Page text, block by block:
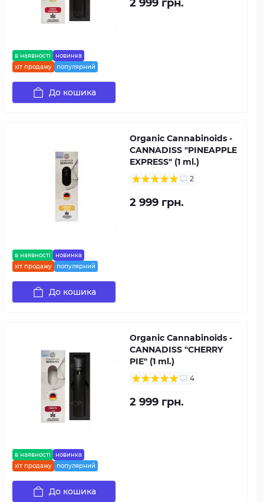
в наявності
новинка
хіт продажу
популярний
2 999 грн.
До кошика
в наявності
новинка
хіт продажу
популярний
Organic Cannabinoids -
CANNADISS "PINEAPPLE
EXPRESS" (1 ml.)
2
2 999 грн.
До кошика
в наявності
новинка
хіт продажу
популярний
Organic Cannabinoids -
CANNADISS "CHERRY
PIE" (1 ml.)
4
2 999 грн.
До кошика